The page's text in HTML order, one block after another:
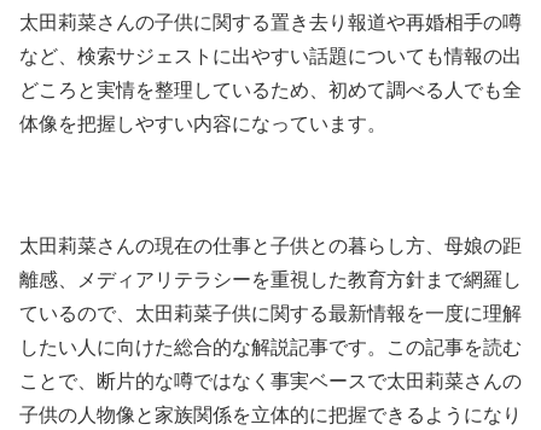
太田莉菜さんの子供に関する置き去り報道や再婚相手の噂
など、検索サジェストに出やすい話題についても情報の出
どころと実情を整理しているため、初めて調べる人でも全
体像を把握しやすい内容になっています。
太田莉菜さんの現在の仕事と子供との暮らし方、母娘の距
離感、メディアリテラシーを重視した教育方針まで網羅し
ているので、太田莉菜子供に関する最新情報を一度に理解
したい人に向けた総合的な解説記事です。この記事を読む
ことで、断片的な噂ではなく事実ベースで太田莉菜さんの
子供の人物像と家族関係を立体的に把握できるようになり